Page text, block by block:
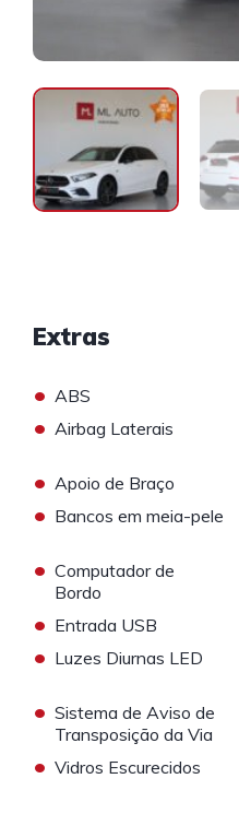
Extras
• ABS
• Airbag Laterais
• Apoio de Braço
• Bancos em meia-pele
• Computador de
Bordo
• Entrada USB
• Luzes Diurnas LED
• Sistema de Aviso de
Transposição da Via
• Vidros Escurecidos